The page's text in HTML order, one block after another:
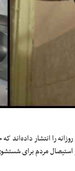
را انتشار داده‌اند
مردم برای